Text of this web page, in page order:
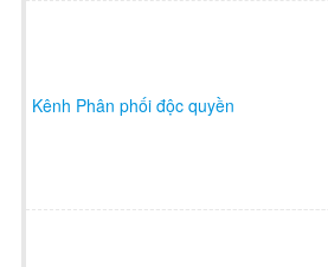
Kênh Phân phối độc quyền